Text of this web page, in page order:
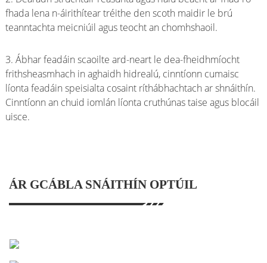
fhada lena n-áirithítear tréithe den scoth maidir le brú
teanntachta meicniúil agus teocht an chomhshaoil.
3. Ábhar feadáin scaoilte ard-neart le dea-fheidhmíocht
frithsheasmhach in aghaidh hidrealú, cinntíonn cumaisc
líonta feadáin speisialta cosaint ríthábhachtach ar shnáithín.
Cinntíonn an chuid iomlán líonta cruthúnas taise agus blocáil
uisce.
ÁR GCÁBLA SNÁITHÍN OPTÚIL